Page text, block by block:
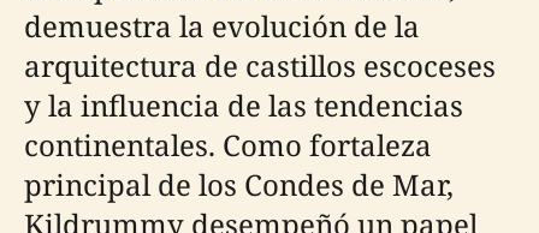
demuestra la evolución de la
arquitectura de castillos escoceses
y la influencia de las tendencias
continentales. Como fortaleza
principal de los Condes de Mar,
Kildrummy desempeñó un papel